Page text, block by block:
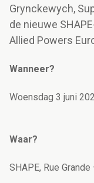
Grynckewych,
de nieuwe
Allied Powers
Wanneer?
Woensdag 3 juni
Waar?
SHAPE, Rue